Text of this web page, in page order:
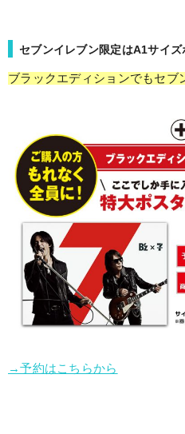
セブンイレブン限定はA1サイズ
ブラックエディションでもセブ
→予約はこちらから